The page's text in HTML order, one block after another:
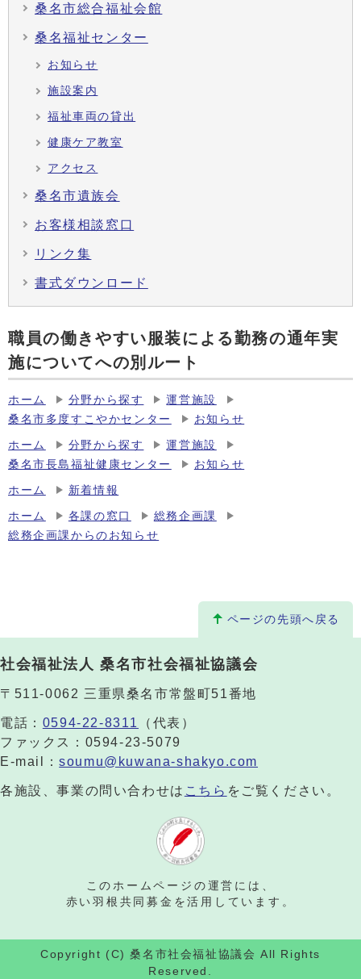
桑名市総合福祉会館
桑名福祉センター
お知らせ
施設案内
福祉車両の貸出
健康ケア教室
アクセス
桑名市遺族会
お客様相談窓口
リンク集
書式ダウンロード
職員の働きやすい服装による勤務の通年実
施についてへの別ルート
ホーム 分野から探す
運営施設
桑名市多度すこやかセンター
お知らせ
ホーム 分野から探す
運営施設
桑名市長島福祉健康センター
お知らせ
ホーム 新着情報
ホーム 各課の窓口
総務企画課
総務企画課からのお知らせ
ページの先頭へ戻る
社会福祉法人 桑名市社会福祉協議会
〒511-0062 三重県桑名市常盤町51番地
電話： 0594-22-8311
（代表）
ファックス：0594-23-5079
E-mail：soumu@kuwana-shakyo.com
各施設、事業の問い合わせは こちら をご覧ください。
このホームページの運営には、
赤い羽根共同募金を活用しています。
Copyright (C) 桑名市社会福祉協議会 All Rights
Reserved.